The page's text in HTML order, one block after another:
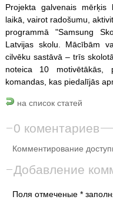
Projekta galvenais
laikā, vairot radošumu,
programmā "Samsung
Latvijas skolu. Mācībām
cilvēku sastāvā – trīs
noteica 10 motivētākās,
komandas, kas piedalījās
на список статей
0 коментариев
Комментирование
Добавление
Поля отмеченые *